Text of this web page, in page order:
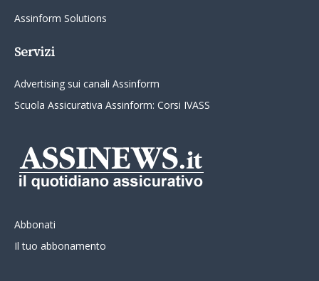
Assinform Solutions
Servizi
Advertising sui canali Assinform
Scuola Assicurativa Assinform: Corsi IVASS
Abbonati
Il tuo abbonamento